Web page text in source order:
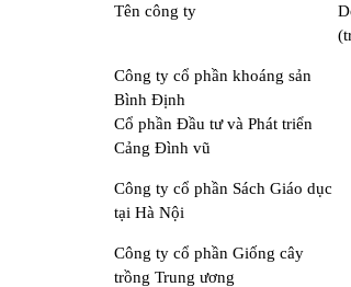
Tên công ty
Công ty cổ phần khoáng sản
Bình Định
Cổ phần Đầu tư và Phát triển
Cảng Đình vũ
Công ty cổ phần Sách Giáo dục
tại Hà Nội
Công ty cổ phần Giống cây
trồng Trung ương